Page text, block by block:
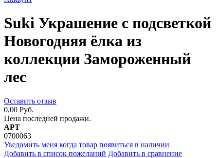
Suki Украшение с подсветкой
Новогодняя ёлка из
коллекции Замороженный
лес
Оставить отзыв
0,00 Руб.
Цена последней продажи.
АРТ
0700063
Уведомить меня когда товар появиться в наличии
Добавить в список пожеланий Добавить в сравнение